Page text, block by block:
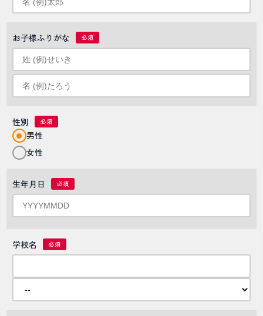
お子様ふりがな
性別
男性
女性
生年月日
学校名